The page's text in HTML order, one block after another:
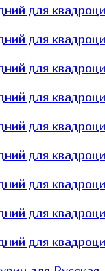
для
для
для
для
для
для
для
для
для